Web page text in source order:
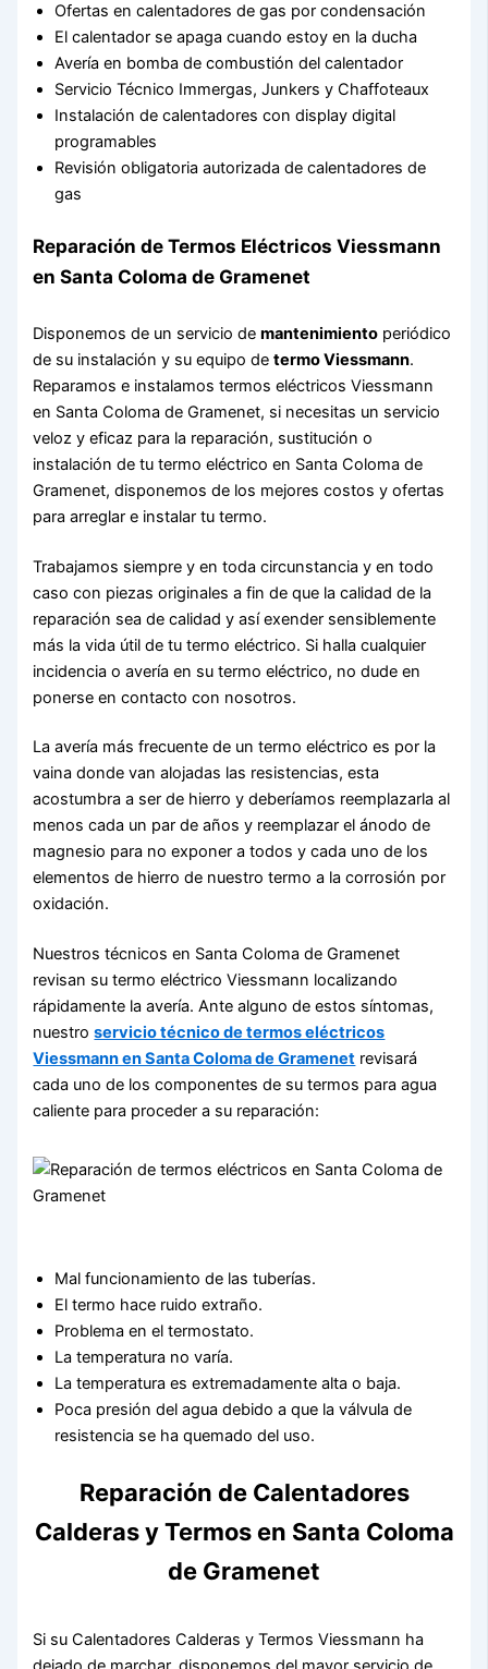
Ofertas en calentadores de gas por condensación
El calentador se apaga cuando estoy en la ducha
Avería en bomba de combustión del calentador
Servicio Técnico Immergas, Junkers y Chaffoteaux
Instalación de calentadores con display digital
programables
Revisión obligatoria autorizada de calentadores de
gas
Reparación de Termos Eléctricos Viessmann
en Santa Coloma de Gramenet
Disponemos de un servicio demantenimiento periódico
de su instalación y su equipo determo Viessmann.
Reparamos e instalamos termos eléctricos Viessmann
en Santa Coloma de Gramenet, si necesitas un servicio
veloz y eficaz para la reparación, sustitución o
instalación de tu termo eléctrico en Santa Coloma de
Gramenet, disponemos de los mejores costos y ofertas
para arreglar e instalar tu termo.
Trabajamos siempre y en toda circunstancia y en todo
caso con piezas originales a fin de que la calidad de la
reparación sea de calidad y así exender sensiblemente
más la vida útil de tu termo eléctrico. Si halla cualquier
incidencia o avería en su termo eléctrico, no dude en
ponerse en contacto con nosotros.
La avería más frecuente de un termo eléctrico es por la
vaina donde van alojadas las resistencias, esta
acostumbra a ser de hierro y deberíamos reemplazarla al
menos cada un par de años y reemplazar el ánodo de
magnesio para no exponer a todos y cada uno de los
elementos de hierro de nuestro termo a la corrosión por
oxidación.
Nuestros técnicos en Santa Coloma de Gramenet
revisan su termo eléctrico Viessmann localizando
rápidamente la avería. Ante alguno de estos síntomas,
nuestroservicio técnico de termos eléctricos
Viessmann en Santa Coloma de Gramenet revisará
cada uno de los componentes de su termos para agua
caliente para proceder a su reparación:
Mal funcionamiento de las tuberías.
El termo hace ruido extraño.
Problema en el termostato.
La temperatura no varía.
La temperatura es extremadamente alta o baja.
Poca presión del agua debido a que la válvula de
resistencia se ha quemado del uso.
Reparación de Calentadores
Calderas y Termos en Santa Coloma
de Gramenet
Si su Calentadores Calderas y Termos Viessmann ha